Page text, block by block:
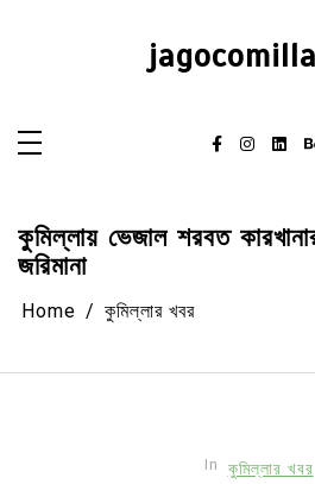
কুমিল্লায় ভেজাল শরবত
জরিমানা
Home কুমিল্লার খবর
In কুমিল্লার খবর